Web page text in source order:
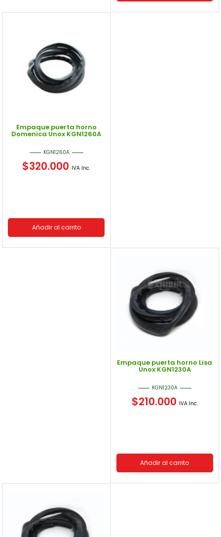
Empaque puerta horno
Domenica Unox KGN1260A
KGN1260A
$320.000 IVA Inc.
Añadir al carrito
Empaque puerta horno Lisa
Unox KGN1230A
KGN1230A
$210.000 IVA Inc.
Añadir al carrito